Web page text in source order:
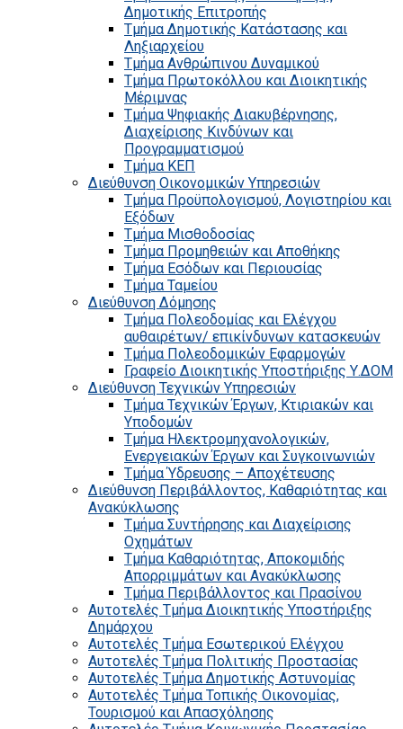
Δημοτικής Επιτροπής
Τμήμα Δημοτικής Κατάστασης και
Ληξιαρχείου
Τμήμα Ανθρώπινου Δυναμικού
Τμήμα Πρωτοκόλλου και Διοικητικής
Μέριμνας
Τμήμα Ψηφιακής Διακυβέρνησης,
Διαχείρισης Κινδύνων και
Προγραμματισμού
Τμήμα ΚΕΠ
Διεύθυνση Οικονομικών Υπηρεσιών
Τμήμα Προϋπολογισμού, Λογιστηρίου και
Εξόδων
Τμήμα Μισθοδοσίας
Τμήμα Προμηθειών και Αποθήκης
Τμήμα Εσόδων και Περιουσίας
Τμήμα Ταμείου
Διεύθυνση Δόμησης
Τμήμα Πολεοδομίας και Ελέγχου
αυθαιρέτων/ επικίνδυνων κατασκευών
Τμήμα Πολεοδομικών Εφαρμογών
Γραφείο Διοικητικής Υποστήριξης Υ.ΔΟΜ
Διεύθυνση Τεχνικών Υπηρεσιών
Τμήμα Τεχνικών Έργων, Κτιριακών και
Υποδομών
Τμήμα Ηλεκτρομηχανολογικών,
Ενεργειακών Έργων και Συγκοινωνιών
Τμήμα Ύδρευσης – Αποχέτευσης
Διεύθυνση Περιβάλλοντος, Καθαριότητας και
Ανακύκλωσης
Τμήμα Συντήρησης και Διαχείρισης
Οχημάτων
Τμήμα Καθαριότητας, Αποκομιδής
Απορριμμάτων και Ανακύκλωσης
Τμήμα Περιβάλλοντος και Πρασίνου
Αυτοτελές Τμήμα Διοικητικής Υποστήριξης
Δημάρχου
Αυτοτελές Τμήμα Εσωτερικού Ελέγχου
Αυτοτελές Τμήμα Πολιτικής Προστασίας
Αυτοτελές Τμήμα Δημοτικής Αστυνομίας
Αυτοτελές Τμήμα Τοπικής Οικονομίας,
Τουρισμού και Απασχόλησης